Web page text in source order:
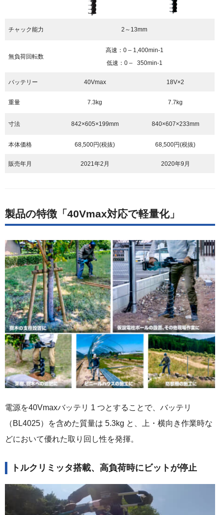
チャック能力 2～13mm
無負荷回転数
高速：0 – 1,400min-1
低速：0 – 350min-1
バッテリー 40Vmax 18V×2
重量 7.3kg 7.7kg
寸法 842×605×199mm 840×607×233mm
本体価格 68,500円(税抜) 68,500円(税抜)
販売年月 2021年2月 2020年9月
製品の特徴「40Vmax対応で軽量化」
電源を40Vmaxバッテリ 1 つとすることで、バッテリ
（BL4025）を含めた質量は 5.3kg と、上・横向き作業時な
どにおいて優れた取り回し性を発揮。
トルクリミッタ搭載、高負荷時にビットが停止